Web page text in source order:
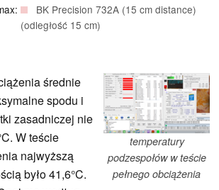
BK Precision 732A (15 cm distance)
(odległość 15 cm)
temperatury
podzespołów w teście
pełnego obciążenia
średnie
spodu i
zasadniczej nie
W teście
najwyższą
było 41,6°C.